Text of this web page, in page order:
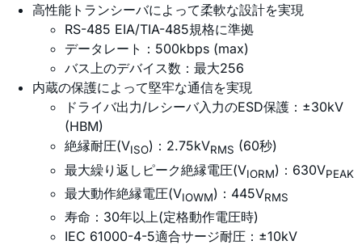
高性能トランシーバによって柔軟な設計を実現
RS-485 EIA/TIA-485規格に準拠
データレート：500kbps (max)
バス上のデバイス数：最大256
内蔵の保護によって堅牢な通信を実現
ドライバ出力/レシーバ入力のESD保護：±30kV
(HBM)
絶縁耐圧(VISO)：2.75kVRMS (60秒)
最大繰り返しピーク絶縁電圧(VIORM)：630VPEAK
最大動作絶縁電圧(VIOWM)：445VRMS
寿命：30年以上(定格動作電圧時)
IEC 61000-4-5適合サージ耐圧：±10kV